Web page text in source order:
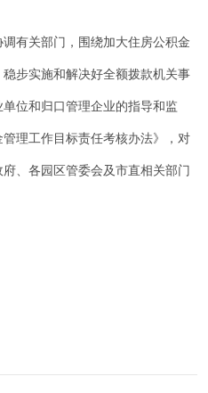
有关部门，围绕加大住房公积金
步实施和解决好全额拨款机关事
位和归口管理企业的指导和监
理工作目标责任考核办法》，对
、各园区管委会及市直相关部门